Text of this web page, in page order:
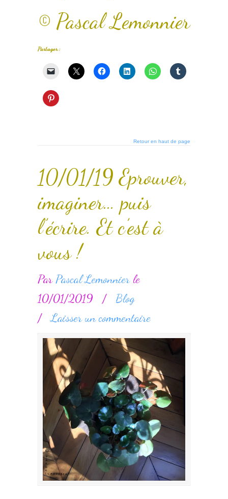
© Pascal Lemonnier
Partager :
Retour en haut de page
10/01/19 Eprouver,
imaginer… puis
l’écrire. Et c’est à
vous !
Par Pascal Lemonnierle
10/01/2019
/
Blog
/Laisser un commentaire